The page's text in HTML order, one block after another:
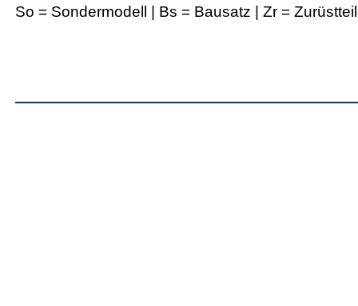
So = Sondermodell | Bs = Bausatz | Zr =